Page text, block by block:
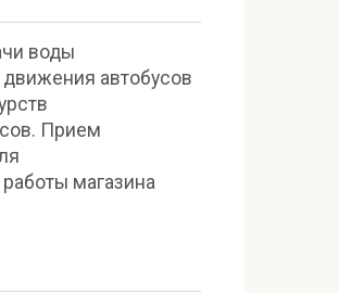
воды
автобусов
Прием
магазина